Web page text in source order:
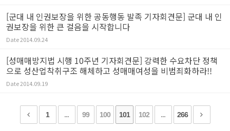
[군대 내 인권보장을 위한 공동행동 발족 기자회견문] 군대 내 인
권보장을 위한 큰 걸음을 시작합니다
Date2014.09.24
[성매매방지법 시행 10주년 기자회견문] 강력한 수요차단 정책
으로 성산업착취구조 해체하고 성매매여성을 비범죄화하라!!
Date2014.09.19
1 ... 99 100 101 102 ... 266